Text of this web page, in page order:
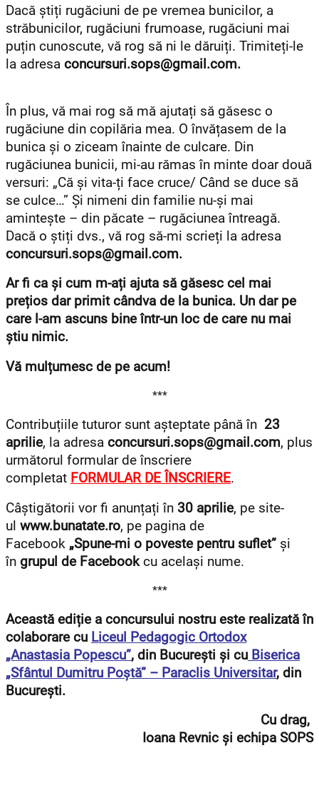
Dacă știți rugăciuni de pe vremea bunicilor, a
străbunicilor, rugăciuni frumoase, rugăciuni mai
puțin cunoscute, vă rog să ni le dăruiți. Trimiteți-le
la adresa concursuri.sops@gmail.com.
În plus, vă mai rog să mă ajutați să găsesc o
rugăciune din copilăria mea. O învățasem de la
bunica și o ziceam înainte de culcare. Din
rugăciunea bunicii, mi-au rămas în minte doar două
versuri: „Că și vita-ți face cruce/ Când se duce să
se culce…” Și nimeni din familie nu-și mai
amintește – din păcate – rugăciunea întreagă.
Dacă o știți dvs., vă rog să-mi scrieți la adresa
concursuri.sops@gmail.com.
Ar fi ca și cum m-ați ajuta să găsesc cel mai
prețios dar primit cândva de la bunica. Un dar pe
care l-am ascuns bine într-un loc de care nu mai
știu nimic.
Vă mulțumesc de pe acum!
***
Contribuțiile tuturor sunt așteptate până în 23
aprilie, la adresa concursuri.sops@gmail.com, plus
următorul formular de înscriere
completat FORMULAR DE ÎNSCRIERE.
Câștigătorii vor fi anunțați în 30 aprilie, pe site-
ul www.bunatate.ro, pe pagina de
Facebook „Spune-mi o poveste pentru suflet” și
în grupul de Facebookcu același nume.
***
Această ediție a concursului nostru este realizată în
colaborare cu Liceul Pedagogic Ortodox
„Anastasia Popescu”, din București și cu Biserica
„Sfântul Dumitru Poștă” – Paraclis Universitar, din
București.
Cu drag,
Ioana Revnic și echipa SOPS